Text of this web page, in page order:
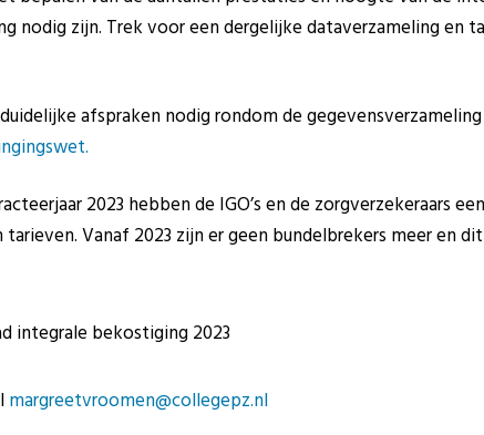
nodig zijn. Trek voor een dergelijke dataverzameling en
afspraken nodig rondom de
2023 hebben de IGO’s en de zorgverzekeraars
Vanaf 2023 zijn er geen bundelbrekers meer en
integrale bekostiging 2023
margreetvroomen@collegepz.nl